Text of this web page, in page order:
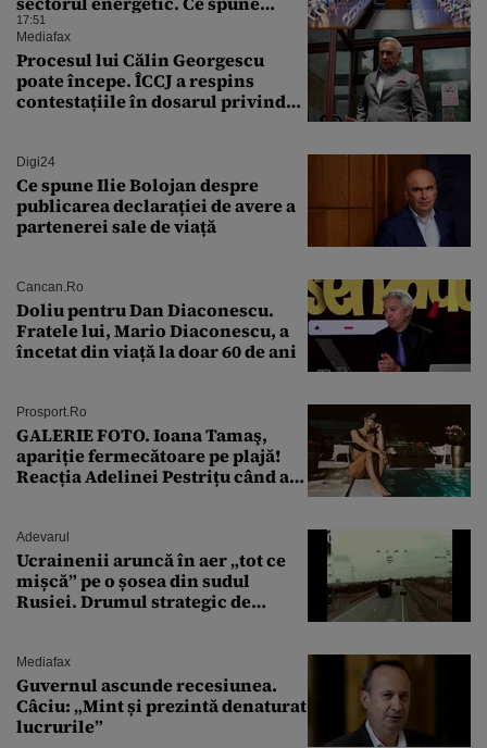
premierul despre consumul
populației
17:51
Mediafax
Procesul lui Călin Georgescu
poate începe. ÎCCJ a respins
contestațiile în dosarul privind
Digi24
Ce spune Ilie Bolojan despre
publicarea declarației de avere a
partenerei sale de viață
Cancan.ro
Doliu pentru Dan Diaconescu.
Fratele lui, Mario Diaconescu, a
încetat din viață la doar 60 de ani
Prosport.ro
GALERIE FOTO. Ioana Tamaş,
apariție fermecătoare pe plajă!
Reacția Adelinei Pestrițu când a
Adevarul
Ucrainenii aruncă în aer „tot ce
mișcă” pe o șosea din sudul
Rusiei. Drumul strategic de
Mediafax
Guvernul ascunde recesiunea.
Câciu: „Mint și prezintă denaturat
lucrurile”